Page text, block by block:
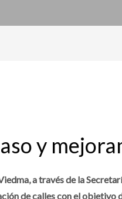
y
a través de la
de calles con el